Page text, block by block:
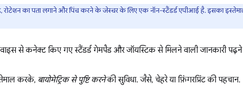
रोटेशन का पता लगाने और पिंच करने के जेस्चर के लिए एक नॉन-स्टैंडर्ड एपीआई है. इसका
से कनेक्ट किए गए स्टैंडर्ड गेमपैड और जॉयस्टिक से मिलने वाली जानकारी
करके, बायोमेट्रिक से पुष्टि करनेकी सुविधा. जैसे, चेहरे या फ़िंगरप्रिंट की पहचान.